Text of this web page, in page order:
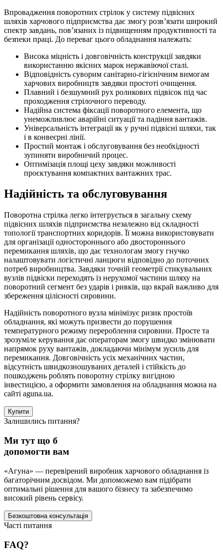
Впровадження поворотних стрілок у систему підвісних
шляхів харчового підприємства дає змогу розв’язати широкий
спектр завдань, пов’язаних із підвищенням продуктивності та
безпеки праці. До переваг цього обладнання належать:
Висока міцність і довговічність конструкції завдяки
використанню якісних марок нержавіючої сталі.
Відповідність суворим санітарно-гігієнічним вимогам
харчових виробництв завдяки простоті очищення.
Плавний і безшумний рух роликових підвісок під час
проходження стрілочного переводу.
Надійна система фіксації поворотного елемента, що
унеможливлює аварійні ситуації та падіння вантажів.
Універсальність інтеграції як у ручні підвісні шляхи, так
і в конвеєрні лінії.
Простий монтаж і обслуговування без необхідності
зупиняти виробничий процес.
Оптимізація площі цеху завдяки можливості
проєктування компактних вантажних трас.
Надійність та обслуговування
Поворотна стрілка легко інтегрується в загальну схему
підвісних шляхів підприємства незалежно від складності
топології транспортних коридорів. Її можна використовувати
для організації одностороннього або двостороннього
перемикання шляхів, що дає технологам змогу гнучко
налаштовувати логістичні ланцюги відповідно до поточних
потреб виробництва. Завдяки точній геометрії стикувальних
вузлів підвіски переходять із нерухомої частини шляху на
поворотний сегмент без ударів і ривків, що вкрай важливо для
збереження цілісності сировини.
Надійність поворотного вузла мінімізує ризик простоїв
обладнання, які можуть призвести до порушення
температурного режиму перероблення сировини. Просте та
зрозуміле керування дає операторам змогу швидко змінювати
напрямок руху вантажів, докладаючи мінімум зусиль для
перемикання. Довговічність усіх механічних частин,
відсутність швидкозношуваних деталей і стійкість до
пошкоджень роблять поворотну стрілку вигідною
інвестицією, а оформити замовлення на обладнання можна на
сайті aguna.ua.
Купити
Залишились питання?
Ми тут що б
допомогти вам
«Агуна» — перевірений виробник харчового обладнання із
багаторічним досвідом. Ми допоможемо вам підібрати
оптимальні рішення для вашого бізнесу та забезпечимо
високий рівень сервісу.
Безкоштовна консультація
Часті питання
FAQ?